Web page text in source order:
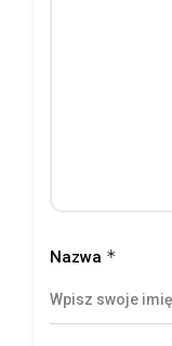
Nazwa *